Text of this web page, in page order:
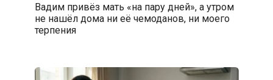
Вадим привёз мать «на пару дней», а утром
не нашёл дома ни её чемоданов, ни моего
терпения